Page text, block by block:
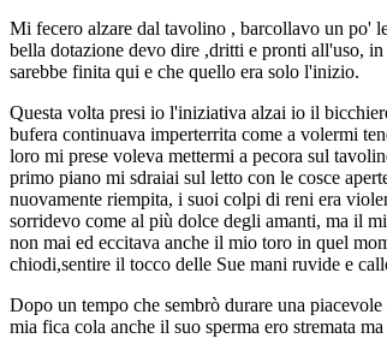
Mi fecero alzare dal tavolino , barcollavo un po'
bella dotazione devo dire ,dritti e pronti all'uso, in
sarebbe finita qui e che quello era solo l'inizio.
Questa volta presi io l'iniziativa alzai io il
bufera continuava imperterrita come a volermi
loro mi prese voleva mettermi a pecora sul
primo piano mi sdraiai sul letto con le cosce
nuovamente riempita, i suoi colpi di reni era
sorridevo come al più dolce degli amanti, ma il
non mai ed eccitava anche il mio toro in quel
chiodi,sentire il tocco delle Sue mani ruvide e
Dopo un tempo che sembrò durare una
mia fica cola anche il suo sperma ero stremata